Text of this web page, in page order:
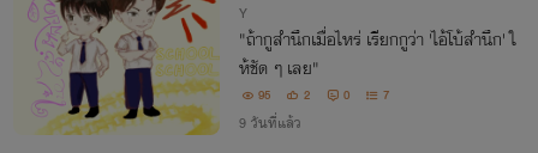
Y
"ถ้ากูสำนึกเมื่อไหร่ เรียกกูว่า 'ไอ้โบ้สำนึก' ใ
ห้ชัด ๆ เลย"
95 2 0 7
9 วันที่แล้ว